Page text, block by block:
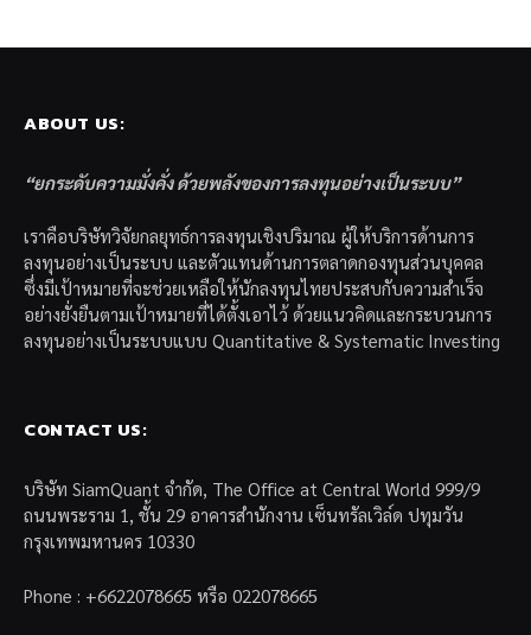
ABOUT US:
“ยกระดับความมั่งคั่ง ด้วยพลังของการลงทุนอย่างเป็นระบบ”
เราคือบริษัทวิจัยกลยุทธ์การลงทุนเชิงปริมาณ ผู้ให้บริการด้านการ
ลงทุนอย่างเป็นระบบ และตัวแทนด้านการตลาดกองทุนส่วนบุคคล
ซึ่งมีเป้าหมายที่จะช่วยเหลือให้นักลงทุนไทยประสบกับความสำเร็จ
อย่างยั่งยืนตามเป้าหมายที่ได้ตั้งเอาไว้ ด้วยแนวคิดและกระบวนการ
ลงทุนอย่างเป็นระบบแบบ Quantitative & Systematic Investing
CONTACT US:
บริษัท SiamQuant จำกัด, The Office at Central World 999/9
ถนนพระราม 1, ชั้น 29 อาคารสำนักงาน เซ็นทรัลเวิล์ด ปทุมวัน
กรุงเทพมหานคร 10330
Phone : +6622078665 หรือ 022078665